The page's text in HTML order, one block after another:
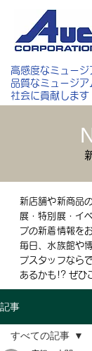
高感度なミュー
品質なミュージア
社会に貢献します
新店舗や新商品
展・特別展・イ
プの新着情報を
毎日、水族館や
プスタッフなら
あるかも!? ぜひ
記事
すべての記事